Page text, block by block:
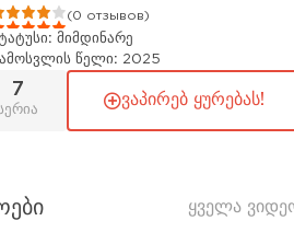
(0 отзывов)
მიმდინარე
წელი: 2025
7
სერია
ვაპირებ ყურებას!
ყველა